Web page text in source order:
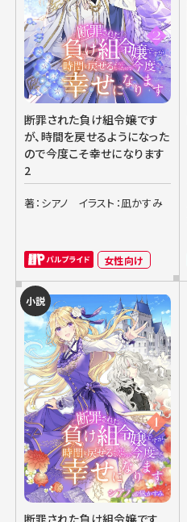
断罪された負け組令嬢です
が、時間を戻せるようになった
ので今度こそ幸せになります
2
著：シアノ イラスト：凪かすみ
女性向け
小説
断罪された負け組令嬢です